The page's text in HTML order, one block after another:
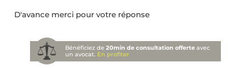
D'avance merci pour votre réponse
Bénéficiez de20min de consultation offerte avec
un avocat. En profiter